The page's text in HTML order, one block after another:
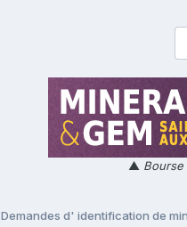
▲
Demandes d' identification de